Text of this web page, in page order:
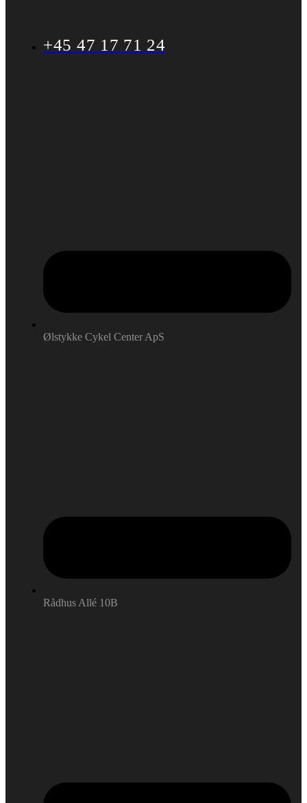
+45 47 17 71 24
Ølstykke Cykel Center ApS
Rådhus Allé 10B